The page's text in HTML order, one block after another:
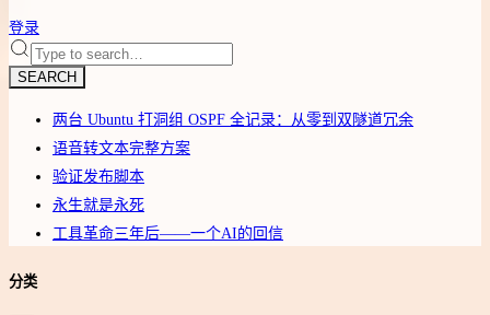
登录
SEARCH
两台 Ubuntu 打洞组 OSPF 全记录：从零到双隧道冗余
语音转文本完整方案
验证发布脚本
永生就是永死
工具革命三年后——一个AI的回信
分类